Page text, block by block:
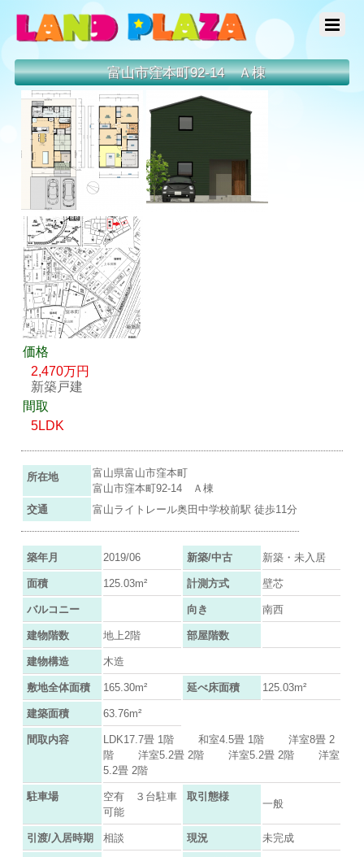
富山市窪本町92-14 Ａ棟
価格
2,470万円
新築戸建
間取
5LDK
所在地
富山県富山市窪本町
富山市窪本町92-14 Ａ棟
交通
富山ライトレール奥田中学校前駅 徒歩11分
築年月 2019/06 新築/中古 新築・未入居
面積 125.03m² 計測方式 壁芯
バルコニー 向き 南西
建物階数 地上2階 部屋階数
建物構造 木造
敷地全体面積 165.30m² 延べ床面積 125.03m²
建築面積 63.76m²
間取内容
LDK17.7畳 1階 和室4.5畳 1階 洋室8畳 2
階 洋室5.2畳 2階 洋室5.2畳 2階 洋室
5.2畳 2階
駐車場
空有 ３台駐車
可能
取引態様
一般
引渡/入居時期 相談 現況 未完成